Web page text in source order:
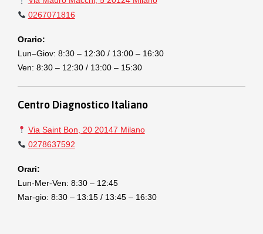
0267071816
Orario:
Lun–Giov: 8:30 – 12:30 / 13:00 – 16:30
Ven: 8:30 – 12:30 / 13:00 – 15:30
Centro Diagnostico Italiano
Via Saint Bon, 20 20147 Milano
0278637592
Orari:
Lun-Mer-Ven: 8:30 – 12:45
Mar-gio: 8:30 – 13:15 / 13:45 – 16:30